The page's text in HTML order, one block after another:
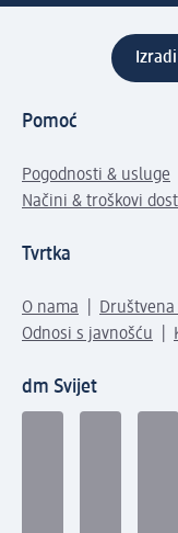
Pomoć
Pogodnosti & usluge
Načini & troškovi
Tvrtka
O nama
Odnosi s javnošću
dm Svijet